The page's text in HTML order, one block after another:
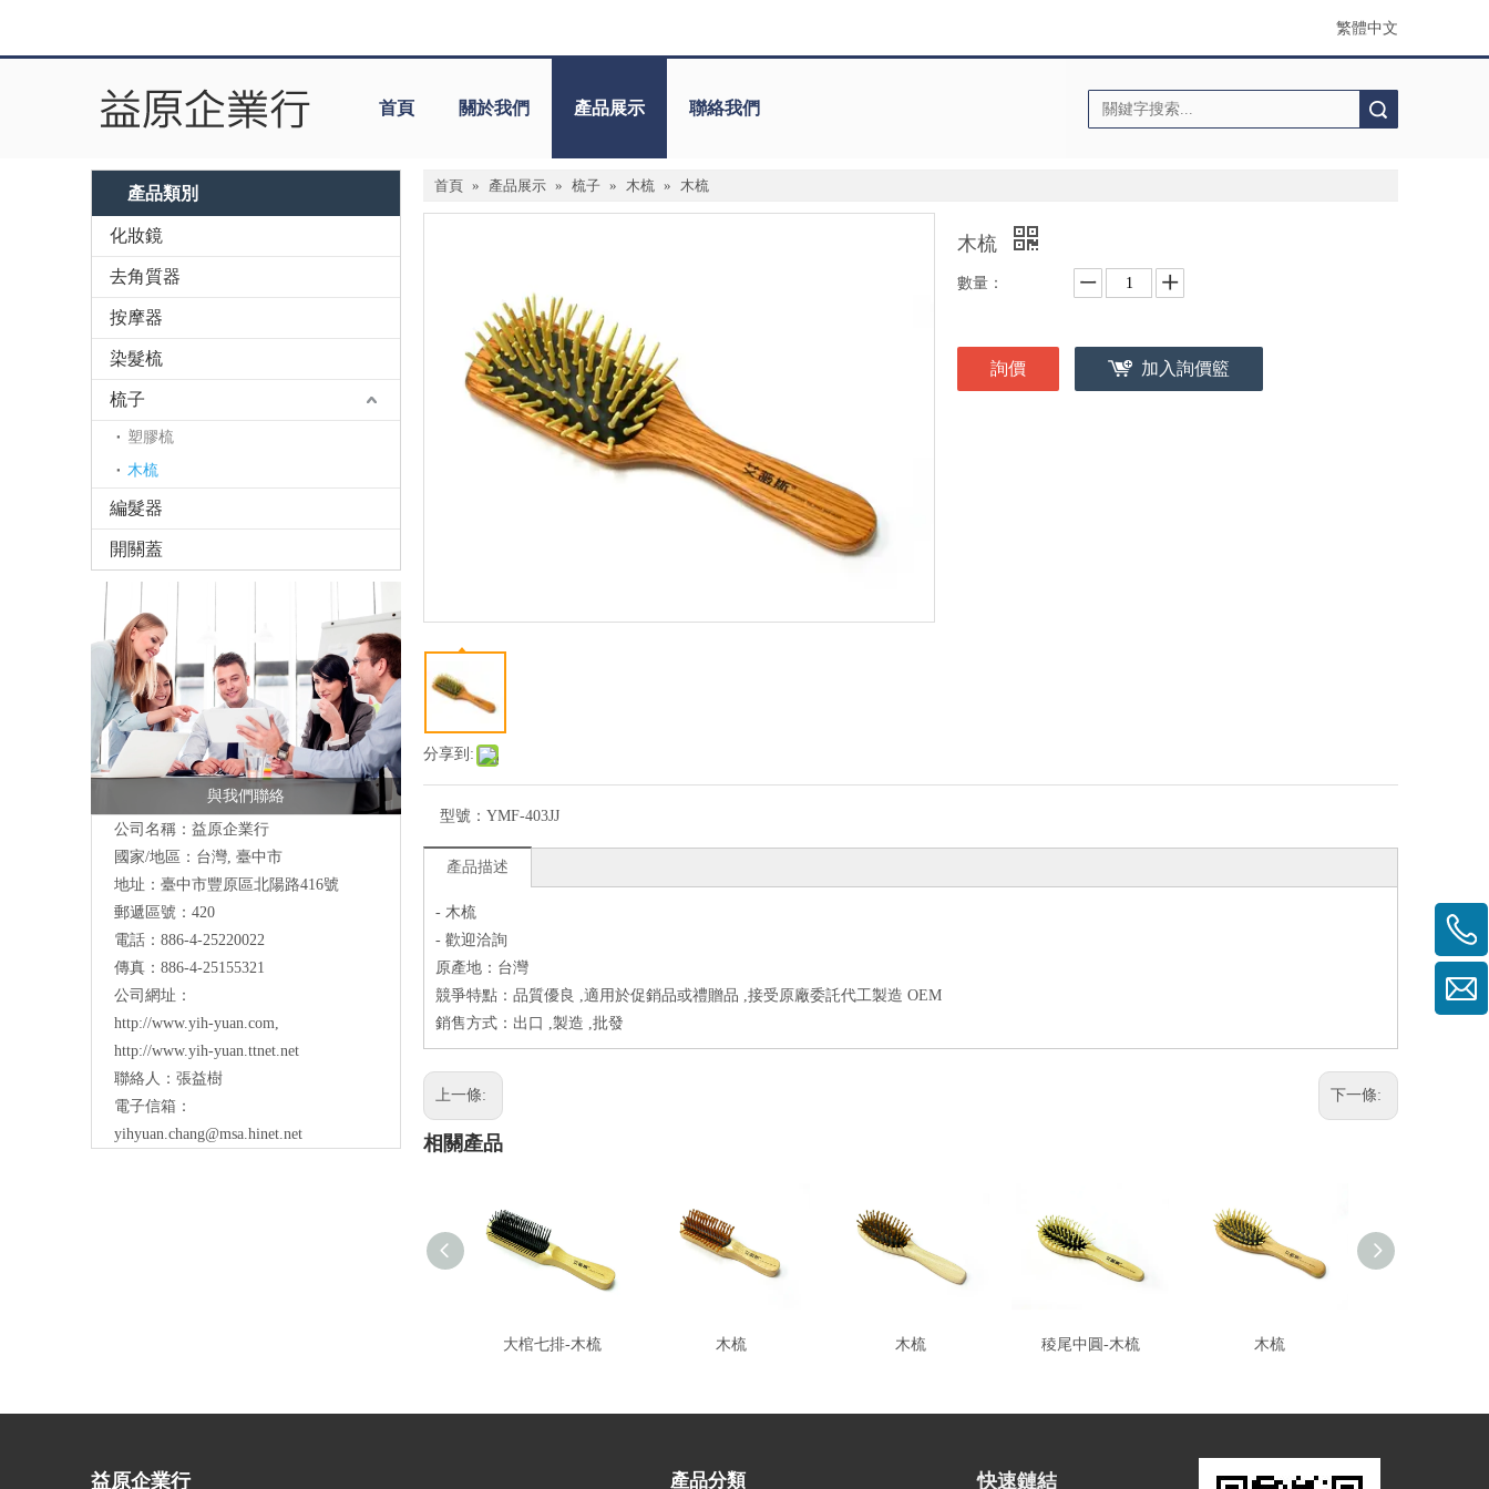
繁體中文
首頁 關於我們 產品展示 聯絡我們
產品類別
化妝鏡
去角質器
按摩器
染髮梳
梳子
塑膠梳
木梳
編髮器
開關蓋
與我們聯絡
公司名稱：益原企業行
國家/地區：台灣, 臺中市
地址： 臺中市豐原區北陽路416號
郵遞區號：420
電話：886-4-25220022
傳真：886-4-25155321
公司網址：
http://www.yih-yuan.com,
http://www.yih-yuan.ttnet.net
聯絡人：張益樹
電子信箱：
yihyuan.chang@msa.hinet.net
首頁 » 產品展示 » 梳子 » 木梳 » 木梳
分享到:
木梳
數量：
詢價 加入詢價籃
型號： YMF-403JJ
產品描述
- 木梳
- 歡迎洽詢
原產地：台灣
競爭特點：品質優良 ,適用於促銷品或禮贈品 ,接受原廠委託代工製造 OEM
銷售方式：出口 ,製造 ,批發
上一條: 下一條:
相關產品
大棺七排-木梳 木梳 木梳 稜尾中圓-木梳 木梳
益原企業行 產品分類 快速鏈結